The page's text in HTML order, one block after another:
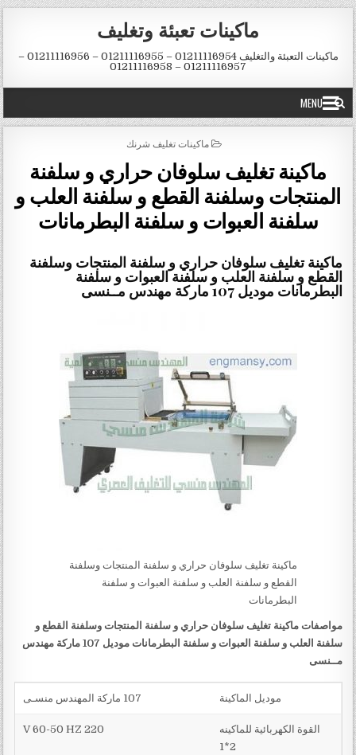
Skip to content
ماكينات تعبئة وتغليف
ماكينات التعبئة والتغليف 01211116954 – 01211116955 – 01211116956 –
01211116957 – 01211116958
MENU
POSTED IN
ماكينات تغليف شرنك
ماكينة تغليف سلوفان حراري و سلفنة
المنتجات وسلفنة القطع و سلفنة العلب و
سلفنة العبوات و سلفنة البطرمانات
ماكينة تغليف سلوفان حراري و سلفنة المنتجات وسلفنة
القطع و سلفنة العلب و سلفنة العبوات و سلفنة
البطرمانات موديل 107 ماركة مهندس مــنسى
ماكينة تغليف سلوفان حراري و سلفنة المنتجات وسلفنة
القطع و سلفنة العلب و سلفنة العبوات و سلفنة
البطرمانات
مو اصفاتماكينة تغليف سلوفان حراري و سلفنة المنتجات وسلفنة القطع و
سلفنة العلب و سلفنة العبوات و سلفنة البطرمانات
موديل 107 ماركة مهندس
مــنسى
موديل الماكينة 107 ماركة المهندس منسـى
القوة الكهربائية للماكينه
2*1
V 60-50 HZ 220